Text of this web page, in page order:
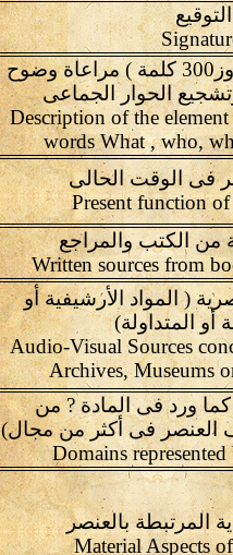
التوقيع
وصف العنصر(لا يتجاوز300 كلمة ) مراعاة وضوح
الحوار الجماعى
(Description of the
words What , who,
فى الوقت الحالى
من الكتب والمراجع
( المواد الأرشيفية أو
أو المتداولة)
Audio-Visual Sources
Archives, Museums
ورد فى المادة ? من
العنصر فى أكثر من مجال)
Domains
المرتبطة بالعنصر